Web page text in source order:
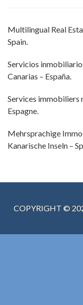
Multilingual Real
Spain.
Servicios
Canarias – España.
Services immobiliers
Espagne.
Mehrsprachige
Kanarische Inseln –
COPYRIGHT ©